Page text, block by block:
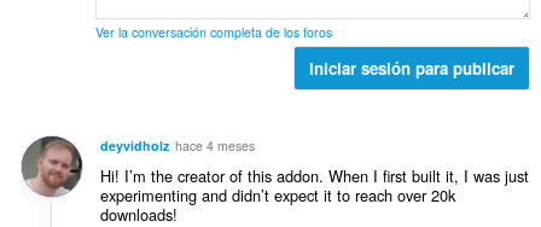
s
c
i
s
l
i
o
n
l
l
o
r
Ver la conversación completa de los foros
Iniciar sesión para publicar
deyvidholz hace 4 meses
Hi! I’m the creator of this addon. When I first built it, I was just
experimenting and didn’t expect it to reach over 20k
downloads!